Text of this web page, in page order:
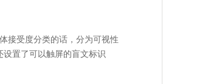
接受度分类的话，分为可视性
置了可以触屏的盲文标识